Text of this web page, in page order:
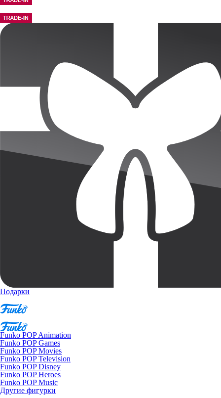
Подарки
Funko POP Animation
Funko POP Games
Funko POP Movies
Funko POP Television
Funko POP Disney
Funko POP Heroes
Funko POP Music
Другие фигурки